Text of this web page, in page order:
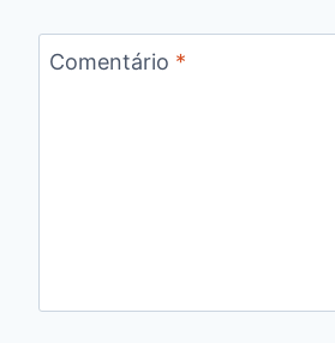
Comentário *